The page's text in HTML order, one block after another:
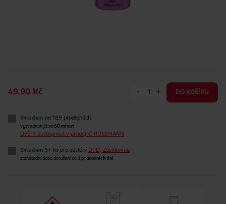
49.90 Kč - + DO KOŠÍKU
Skladem na 189 prodejnách
vyzvednutí již za 60 minut
Ověřit dostupnost v prodejně ROSSMANN
Skladem 5+ ks pro zaslání DPD, Zásilkovna
standardní doba doručení do 3 pracovních dní